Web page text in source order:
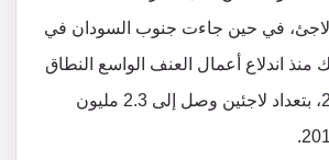
مليون لاجئ، في حين جاءت جنوب السودان في
منذ اندلاع أعمال العنف الواسع النطاق
في البلد عام 2016، بتعداد لاجئين وصل إلى 2.3 مليون